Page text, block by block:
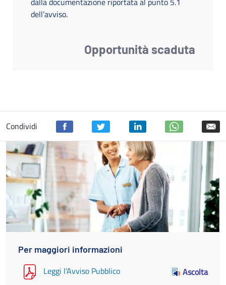
dell’avviso.
Opportunità scaduta
Condividi
Per maggiori informazioni
Leggi l'Avviso Pubblico Ascolta